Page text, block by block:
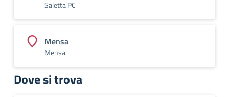
Saletta PC
Mensa
Mensa
Dove si trova